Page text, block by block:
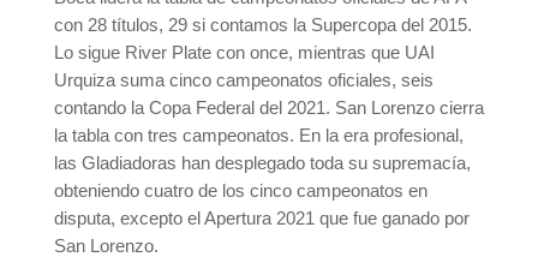
con 28 títulos, 29 si contamos la Supercopa del 2015.
Lo sigue River Plate con once, mientras que UAI
Urquiza suma cinco campeonatos oficiales, seis
contando la Copa Federal del 2021. San Lorenzo cierra
la tabla con tres campeonatos. En la era profesional,
las Gladiadoras han desplegado toda su supremacía,
obteniendo cuatro de los cinco campeonatos en
disputa, excepto el Apertura 2021 que fue ganado por
San Lorenzo.